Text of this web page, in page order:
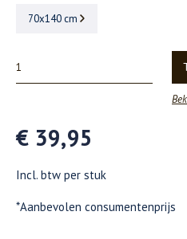
70x140 cm
€ 39,95
Incl. btw per stuk
*Aanbevolen consumentenprijs